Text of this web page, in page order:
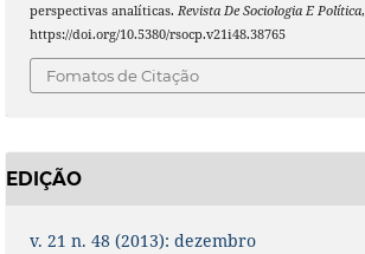
perspectivas analíticas. Revista De Sociologia E Política,
https://doi.org/10.5380/rsocp.v21i48.38765
Fomatos de Citação
EDIÇÃO
v. 21 n. 48 (2013): dezembro